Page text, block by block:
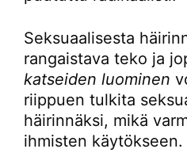
Seksuaalisesta
rangaistava teko ja
katseiden luominen
riippuen tulkita
häirinnäksi, mikä
ihmisten käytökseen.